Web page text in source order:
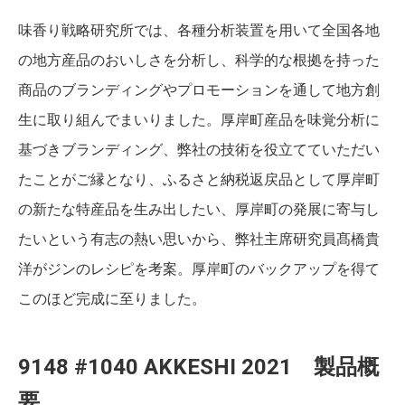
味香り戦略研究所では、各種分析装置を用いて全国各地
の地方産品のおいしさを分析し、科学的な根拠を持った
商品のブランディングやプロモーションを通して地方創
生に取り組んでまいりました。厚岸町産品を味覚分析に
基づきブランディング、弊社の技術を役立てていただい
たことがご縁となり、ふるさと納税返戻品として厚岸町
の新たな特産品を生み出したい、厚岸町の発展に寄与し
たいという有志の熱い思いから、弊社主席研究員髙橋貴
洋がジンのレシピを考案。厚岸町のバックアップを得て
このほど完成に至りました。
9148 #1040 AKKESHI 2021 製品概